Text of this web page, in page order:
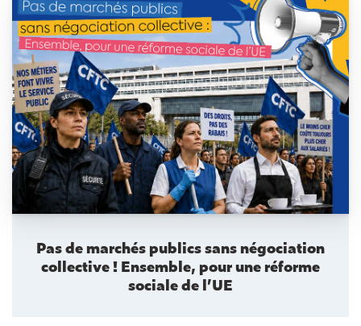
Pas de marchés publics sans négociation
collective ! Ensemble, pour une réforme
sociale de l’UE